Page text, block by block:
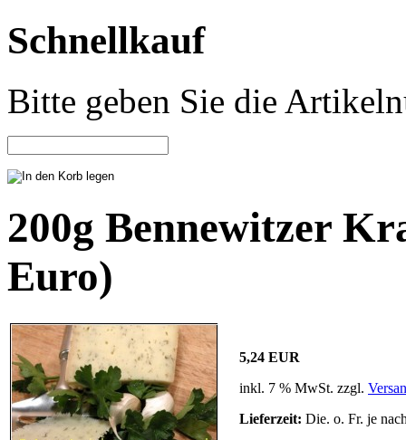
Schnellkauf
Bitte geben Sie die
200g Bennewitzer
Euro)
5,24 EUR
inkl. 7 % MwSt. zzgl.
Lieferzeit: Die. o. Fr. je